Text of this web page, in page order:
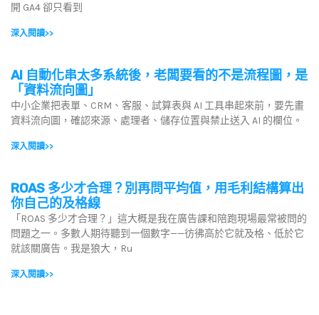
開 GA4 卻只看到
深入閱讀>>
AI 自動化串太多系統後，老闆要看的不是流程圖，是
「資料流向圖」
中小企業把表單、CRM、客服、試算表與 AI 工具串起來前，要先畫
資料流向圖，確認來源、處理者、儲存位置與禁止送入 AI 的欄位。
深入閱讀>>
ROAS 多少才合理？別再問平均值，用毛利結構算出
你自己的及格線
「ROAS 多少才合理？」這大概是我在廣告課和陪跑現場最常被問的
問題之一。多數人期待聽到一個數字——彷彿高於它就及格、低於它
就該關廣告。我是狼大，Ru
深入閱讀>>